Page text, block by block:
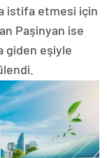
istifa etmesi için
Paşinyan ise
giden eşiyle